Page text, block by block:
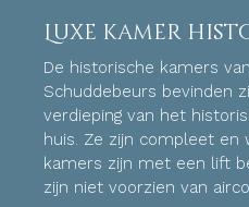
Luxe kamer
De historische kamers
Schuddebeurs bevinden
verdieping van het
huis. Ze zijn compleet en
kamers zijn met een lift
zijn niet voorzien van